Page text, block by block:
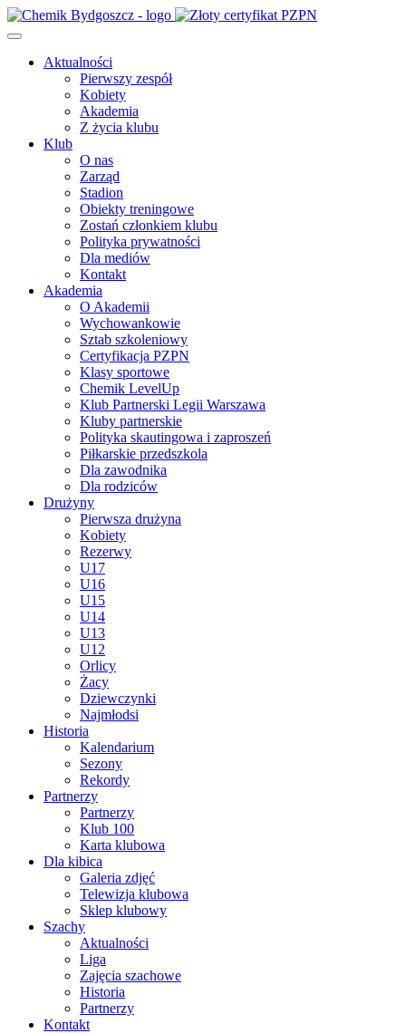
Aktualności
Pierwszy zespół
Kobiety
Akademia
Z życia klubu
Klub
O nas
Zarząd
Stadion
Obiekty treningowe
Zostań członkiem klubu
Polityka prywatności
Dla mediów
Kontakt
Akademia
O Akademii
Wychowankowie
Sztab szkoleniowy
Certyfikacja PZPN
Klasy sportowe
Chemik LevelUp
Klub Partnerski Legii Warszawa
Kluby partnerskie
Polityka skautingowa i zaproszeń
Piłkarskie przedszkola
Dla zawodnika
Dla rodziców
Drużyny
Pierwsza drużyna
Kobiety
Rezerwy
U17
U16
U15
U14
U13
U12
Orlicy
Żacy
Dziewczynki
Najmłodsi
Historia
Kalendarium
Sezony
Rekordy
Partnerzy
Partnerzy
Klub 100
Karta klubowa
Dla kibica
Galeria zdjęć
Telewizja klubowa
Sklep klubowy
Szachy
Aktualności
Liga
Zajęcia szachowe
Historia
Partnerzy
Kontakt